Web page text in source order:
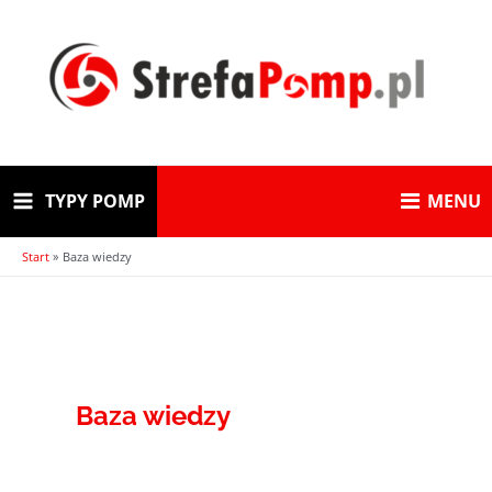
content
Menu
TYPY POMP MENU
Start Baza wiedzy
Baza wiedzy